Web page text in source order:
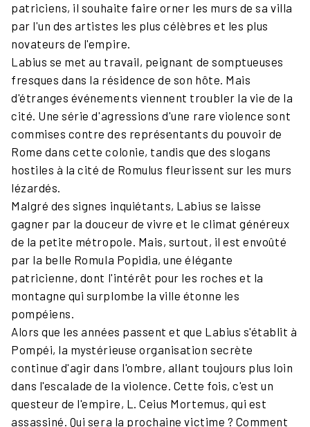
patriciens, il souhaite faire orner les murs de sa villa
par l'un des artistes les plus célèbres et les plus
novateurs de l'empire.
Labius se met au travail, peignant de somptueuses
fresques dans la résidence de son hôte. Mais
d'étranges événements viennent troubler la vie de la
cité. Une série d'agressions d'une rare violence sont
commises contre des représentants du pouvoir de
Rome dans cette colonie, tandis que des slogans
hostiles à la cité de Romulus fleurissent sur les murs
lézardés.
Malgré des signes inquiétants, Labius se laisse
gagner par la douceur de vivre et le climat généreux
de la petite métropole. Mais, surtout, il est envoûté
par la belle Romula Popidia, une élégante
patricienne, dont l'intérêt pour les roches et la
montagne qui surplombe la ville étonne les
pompéiens.
Alors que les années passent et que Labius s'établit à
Pompéi, la mystérieuse organisation secrète
continue d'agir dans l'ombre, allant toujours plus loin
dans l'escalade de la violence. Cette fois, c'est un
questeur de l'empire, L. Ceius Mortemus, qui est
assassiné. Qui sera la prochaine victime ? Comment